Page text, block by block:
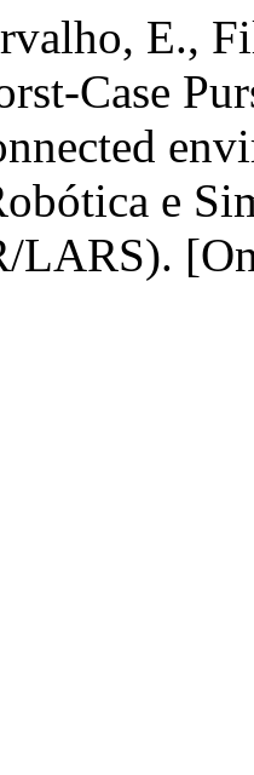
E.,
Case
e
LARS).